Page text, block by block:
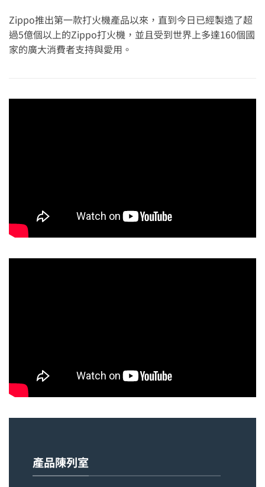
Zippo推出第一款打火機產品以來，直到今日已經製造了超
過5億個以上的Zippo打火機，並且受到世界上多達160個國
家的廣大消費者支持與愛用。
產品陳列室